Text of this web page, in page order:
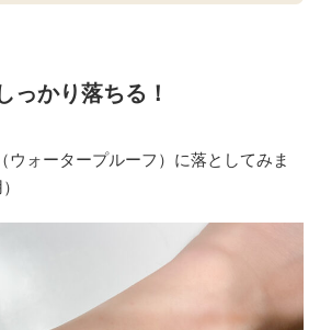
っかり落ちる！
ウォータープルーフ）に落としてみま